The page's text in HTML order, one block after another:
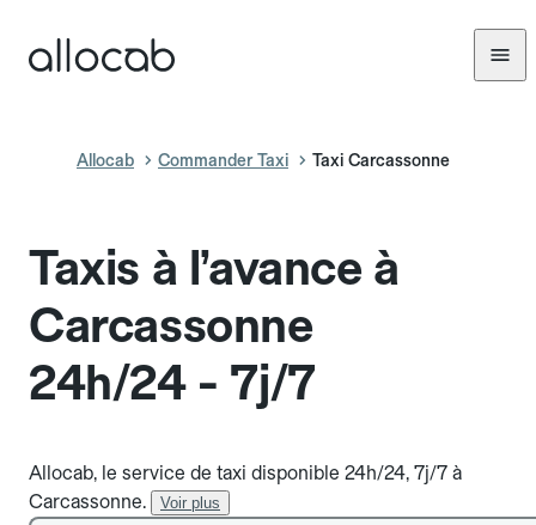
Allocab Commander Taxi Taxi Carcassonne
Taxis à l’avance à
Carcassonne
24h/24 - 7j/7
Allocab, le service de taxi disponible 24h/24, 7j/7 à
Carcassonne.
Voir plus